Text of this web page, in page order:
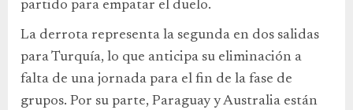
partido para empatar el duelo.
La derrota representa la segunda en dos salidas
para Turquía, lo que anticipa su eliminación a
falta de una jornada para el fin de la fase de
grupos. Por su parte, Paraguay y Australia están